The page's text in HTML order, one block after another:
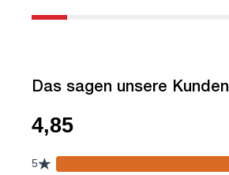
Das sagen unsere Kunden